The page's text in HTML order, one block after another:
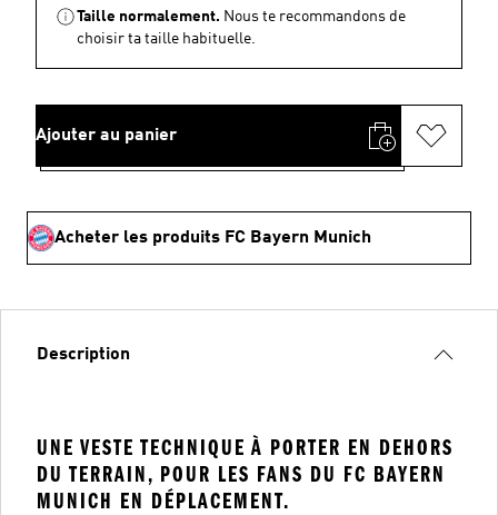
Taille normalement. Nous te recommandons de
choisir ta taille habituelle.
Ajouter au panier
Acheter les produits FC Bayern Munich
Description
UNE VESTE TECHNIQUE À PORTER EN DEHORS
DU TERRAIN, POUR LES FANS DU FC BAYERN
MUNICH EN DÉPLACEMENT.